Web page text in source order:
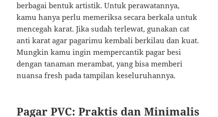
berbagai bentuk artistik. Untuk perawatannya,
kamu hanya perlu memeriksa secara berkala untuk
mencegah karat. Jika sudah terlewat, gunakan cat
anti karat agar pagarimu kembali berkilau dan kuat.
Mungkin kamu ingin mempercantik pagar besi
dengan tanaman merambat, yang bisa memberi
nuansa fresh pada tampilan keseluruhannya.
Pagar PVC: Praktis dan Minimalis